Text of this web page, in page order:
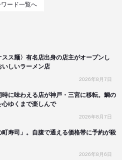
ワード一覧へ
スス麺〉有名店出身の店主がオープンし
しいラーメン店
2026年8月7日
に味わえる店が神戸・三宮に移転。鯛の
心ゆくまで楽しんで
2026年8月7日
寿司」。自腹で通える価格帯に予約が殺
2026年8月6日